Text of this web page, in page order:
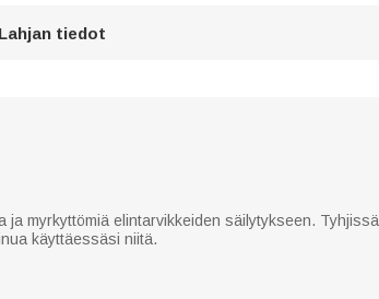
Lahjan tiedot
myrkyttömiä elintarvikkeiden säilytykseen. Tyhjissä
käyttäessäsi niitä.